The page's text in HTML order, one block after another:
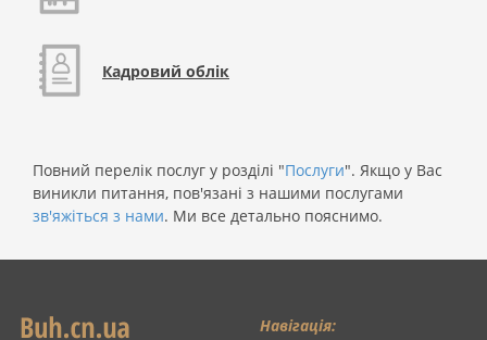
Кадровий облік
Повний перелік послуг у розділі "Послуги". Якщо у Вас
виникли питання, пов'язані з нашими послугами
зв'яжіться з нами. Ми все детально пояснимо.
Навігація: